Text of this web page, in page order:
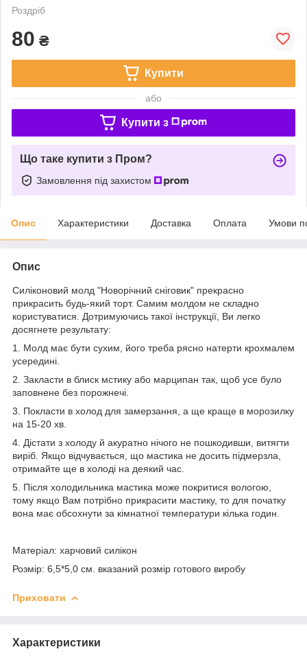
Роздріб
80 ₴
Купити
або
Купити з
Що таке купити з Пром?
Замовлення під захистом
Опис Характеристики Доставка Оплата Умови
Опис
Силіконовий молд "Новорічний сніговик" прекрасно
прикрасить будь-який торт. Самим молдом не складно
користуватися. Дотримуючись такої інструкції, Ви легко
досягнете результату:
1. Молд має бути сухим, його треба рясно натерти крохмалем
усередині.
2. Закласти в блиск мстику або марципан так, щоб усе було
заповнене без порожнечі.
3. Покласти в холод для замерзання, а ще краще в морозилку
на 15-20 хв.
4. Дістати з холоду й акуратно нічого не пошкодивши, витягти
виріб. Якщо відчувається, що мастика не досить підмерзла,
отримайте ще в холоді на деякий час.
5. Після холодильника мастика може покритися вологою,
тому якщо Вам потрібно прикрасити мастику, то для початку
вона має обсохнути за кімнатної температури кілька годин.
Матеріал: харчовий силікон
Розмір: 6,5*5,0 см. вказаний розмір готового виробу
Приховати
Характеристики